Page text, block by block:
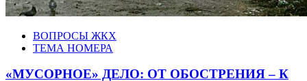
ВОПРОСЫ ЖКХ
ТЕМА НОМЕРА
«МУСОРНОЕ» ДЕЛО: ОТ ОБОСТРЕНИЯ – К